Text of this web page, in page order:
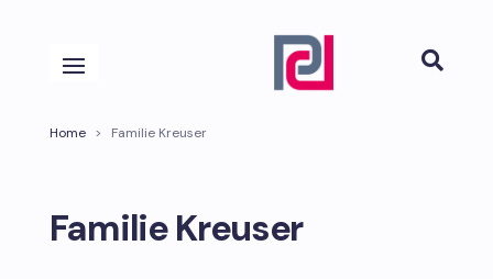

Home > Familie Kreuser
Familie Kreuser